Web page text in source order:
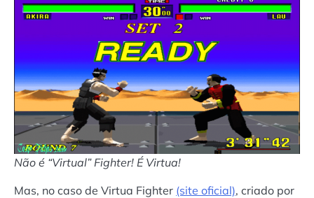
Não é “Virtual” Fighter! É Virtua!
Mas, no caso de Virtua Fighter (site oficial), criado por